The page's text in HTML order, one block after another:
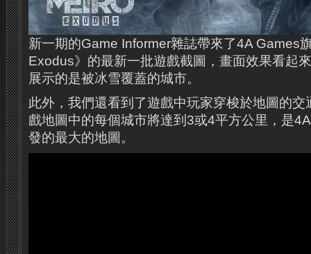
新一期的Game Informer雜誌帶來了4A Games
Exodus》的最新一批遊戲截圖，畫面效果看起
展示的是被冰雪覆蓋的城市。
此外，我們還看到了遊戲中玩家穿梭於地圖的
戲地圖中的每個城市將達到3或4平方公里，是
發的最大的地圖。